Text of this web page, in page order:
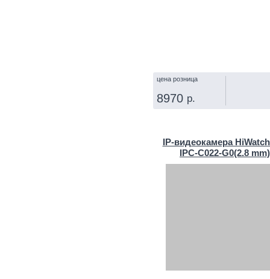
цена розница
8970 р.
IP‑видеокамера
IPC-C022-G0(2.8 mm)